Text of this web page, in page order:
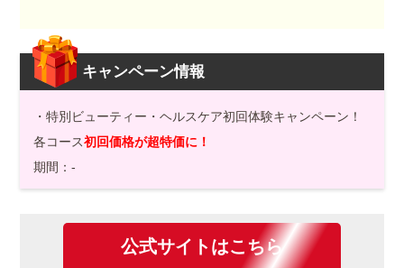
キャンペーン情報
・特別ビューティー・ヘルスケア初回体験キャンペーン！
各コース初回価格が超特価に！
期間：-
公式サイトはこちら